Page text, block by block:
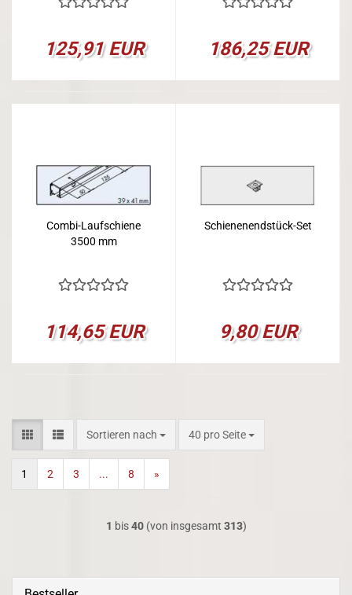
125,91 EUR 186,25 EUR
Combi-Laufschiene
3500 mm
114,65 EUR
Schienenendstück-Set
9,80 EUR
Sortieren nach
Sortieren nach 40 pro Seite
pro Seite
1 2 3 ... 8 »
1 bis40(von insgesamt 313)